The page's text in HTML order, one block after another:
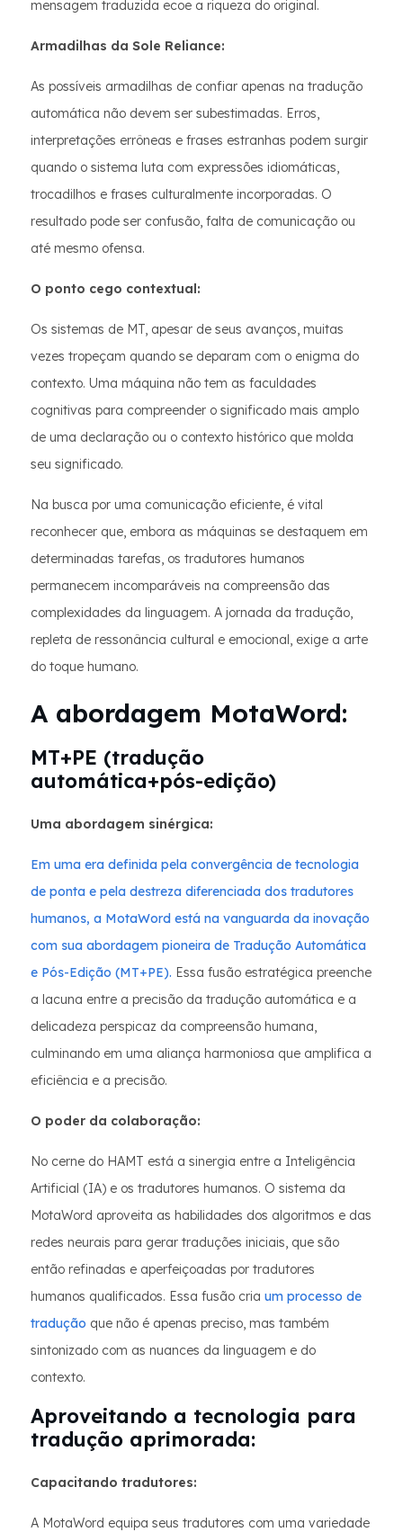
mensagem traduzida ecoe a riqueza do original.
Armadilhas da Sole Reliance:
As possíveis armadilhas de confiar apenas na tradução
automática não devem ser subestimadas. Erros,
interpretações errôneas e frases estranhas podem surgir
quando o sistema luta com expressões idiomáticas,
trocadilhos e frases culturalmente incorporadas. O
resultado pode ser confusão, falta de comunicação ou
até mesmo ofensa.
O ponto cego contextual:
Os sistemas de MT, apesar de seus avanços, muitas
vezes tropeçam quando se deparam com o enigma do
contexto. Uma máquina não tem as faculdades
cognitivas para compreender o significado mais amplo
de uma declaração ou o contexto histórico que molda
seu significado.
Na busca por uma comunicação eficiente, é vital
reconhecer que, embora as máquinas se destaquem em
determinadas tarefas, os tradutores humanos
permanecem incomparáveis na compreensão das
complexidades da linguagem. A jornada da tradução,
repleta de ressonância cultural e emocional, exige a arte
do toque humano.
A abordagem MotaWord:
MT+PE (tradução
automática+pós-edição)
Uma abordagem sinérgica:
Em uma era definida pela convergência de tecnologia
de ponta e pela destreza diferenciada dos tradutores
humanos, a MotaWord está na vanguarda da inovação
com sua abordagem pioneira de Tradução Automática
e Pós-Edição (MT+PE). Essa fusão estratégica preenche
a lacuna entre a precisão da tradução automática e a
delicadeza perspicaz da compreensão humana,
culminando em uma aliança harmoniosa que amplifica a
eficiência e a precisão.
O poder da colaboração:
No cerne do HAMT está a sinergia entre a Inteligência
Artificial (IA) e os tradutores humanos. O sistema da
MotaWord aproveita as habilidades dos algoritmos e das
redes neurais para gerar traduções iniciais, que são
então refinadas e aperfeiçoadas por tradutores
humanos qualificados. Essa fusão cria um processo de
tradução que não é apenas preciso, mas também
sintonizado com as nuances da linguagem e do
contexto.
Aproveitando a tecnologia para
tradução aprimorada:
Capacitando tradutores:
A MotaWord equipa seus tradutores com uma variedade